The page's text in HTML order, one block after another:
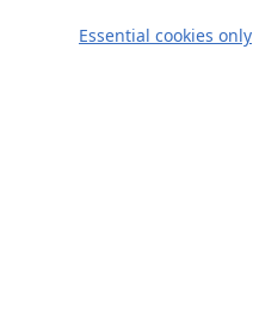
Essential cookies only